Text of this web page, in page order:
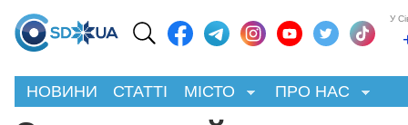
У
НОВИНИ СТАТТІ МІСТО ПРО НАС